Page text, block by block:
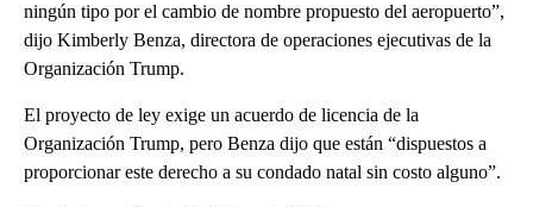
ningún tipo por el cambio de nombre propuesto del aeropuerto”,
dijo Kimberly Benza, directora de operaciones ejecutivas de la
Organización Trump.
El proyecto de ley exige un acuerdo de licencia de la
Organización Trump, pero Benza dijo que están “dispuestos a
proporcionar este derecho a su condado natal sin costo alguno”.